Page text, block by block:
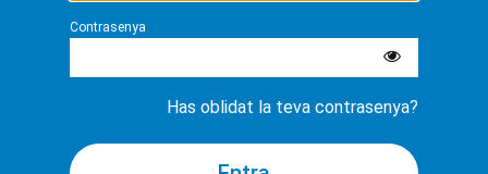
Contrasenya
Has oblidat la teva contrasenya?